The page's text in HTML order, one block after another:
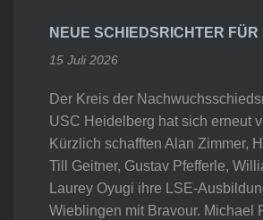
NEUE SCHIEDSRICHTER FÜR
15 Juli 2026
Der Kreis der
USC Heidelberg hat sich erneut
Kürzlich schafften Alan Zimmer,
Till Geitner, Gustav Pfefferle,
Laurey Oyugi ihre LSE-
Wieblingen mit Bravour. Michael